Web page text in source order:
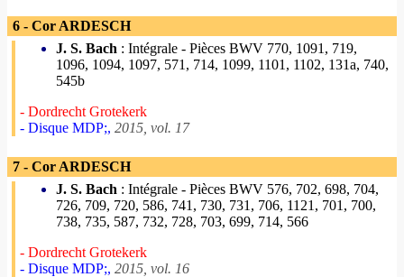
6 - Cor ARDESCH
J. S. Bach : Intégrale - Pièces BWV 770, 1091, 719,
1096, 1094, 1097, 571, 714, 1099, 1101, 1102, 131a, 740,
545b
- Dordrecht Grotekerk
- Disque MDP;, 2015, vol. 17
7 - Cor ARDESCH
J. S. Bach : Intégrale - Pièces BWV 576, 702, 698, 704,
726, 709, 720, 586, 741, 730, 731, 706, 1121, 701, 700,
738, 735, 587, 732, 728, 703, 699, 714, 566
- Dordrecht Grotekerk
- Disque MDP;, 2015, vol. 16